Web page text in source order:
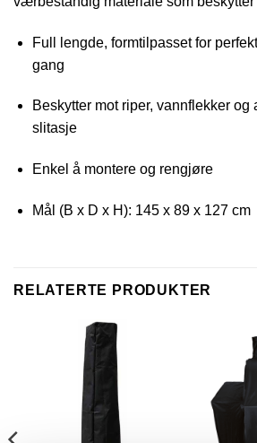
Full lengde, formtilpasset for
gang
Beskytter mot riper, vannflekker og
slitasje
Enkel å montere og rengjøre
Mål (B x D x H): 145 x 89 x 127 cm
RELATERTE PRODUKTER